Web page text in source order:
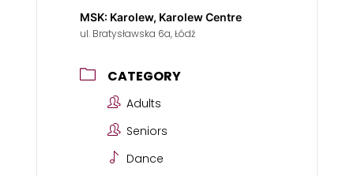
MSK: Karolew, Karolew Centre
ul. Bratysławska 6a, Łódź
CATEGORY
Adults
Seniors
Dance